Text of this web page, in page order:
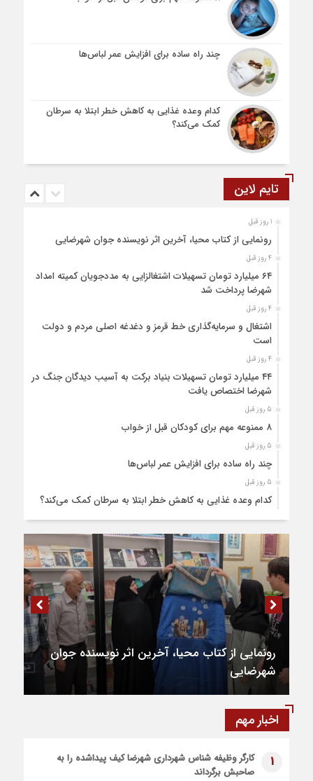
چند راه ساده برای افزایش عمر لباس‌ها
کدام وعده غذایی به کاهش خطر ابتلا به سرطان
کمک می‌کند؟
تایم لاین
1 روز قبل
رونمایی از کتاب محیا، آخرین اثر نویسنده جوان شهرضایی
4 روز قبل
۶۴ میلیارد تومان تسهیلات اشتغالزایی به مددجویان کمیته امداد
شهرضا پرداخت شد
4 روز قبل
اشتغال و سرمایه‌گذاری خط قرمز و دغدغه اصلی مردم و دولت
است
4 روز قبل
۴۴ میلیارد تومان تسهیلات بنیاد برکت به آسیب دیدگان جنگ در
شهرضا اختصاص یافت
5 روز قبل
۸ ممنوعه مهم برای کودکان قبل از خواب
5 روز قبل
چند راه ساده برای افزایش عمر لباس‌ها
5 روز قبل
کدام وعده غذایی به کاهش خطر ابتلا به سرطان کمک می‌کند؟
5 روز قبل
۲۸۰ میلیارد تومان اعتبار به تکمیل میدان بسیج شهرضا اختصاص
یافت
6 روز قبل
۹ طرح عمرانی در دوره ششم شوراهای شهر در شهرضا تکمیل شد
6 روز قبل
۸۱ هکتار طالبی در اراضی شهرضا کشت شد
۹۱۰ تن قیر برای آسفالت جاده های کشاورزی شهرضا و دهاقان
اختصاص یافت
6 روز قبل
نخستین مرکز هوش مصنوعی و کسب‌ و کار خلاق شهرستان
شهرضا افتتاح شد
پیاده روی اربعین، ادامه نهضت حسینی است
۶۴ میلیارد تومان تسهیلات اشتغالزایی به
مددجویان کمیته امداد شهرضا پرداخت شد
اخبار مهم
1
کارگر وظیفه شناس شهرداری شهرضا کیف پیداشده را به
صاحبش برگرداند